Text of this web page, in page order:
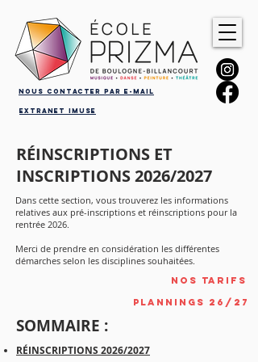
Nous contacter par e-mail
Extranet iMuse
RÉINSCRIPTIONS ET
INSCRIPTIONS 2026/2027
Dans cette section, vous trouverez les informations
relatives aux pré-inscriptions et réinscriptions pour la
rentrée 2026.
Merci de prendre en considération les différentes
démarches selon les disciplines souhaitées.
Nos tarifs
Plannings 26/27
SOMMAIRE :
RÉINSCRIPTIONS 2026/2027